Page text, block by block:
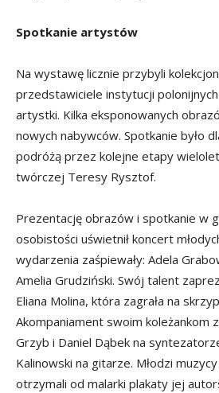
Spotkanie artystów
Na wystawę licznie przybyli
przedstawiciele instytucji
artystki. Kilka eksponowanych
nowych nabywców. Spotkanie było
podróżą przez kolejne etapy
twórczej Teresy Rysztof.
Prezentację obrazów i spotkanie w
osobistości uświetnił koncert
wydarzenia zaśpiewały: Adela
Amelia Grudziński. Swój talent
Eliana Molina, która zagrała na
Akompaniament swoim koleżankom
Grzyb i Daniel Dąbek na
Kalinowski na gitarze. Młodzi
otrzymali od malarki plakaty jej